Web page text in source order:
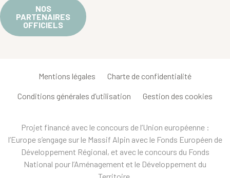
NOS
PARTENAIRES
OFFICIELS
Mentions légales Charte de confidentialité
Conditions générales d’utilisation Gestion des cookies
Projet financé avec le concours de l’Union européenne :
l’Europe s’engage sur le Massif Alpin avec le Fonds Européen de
Développement Régional, et avec le concours du Fonds
National pour l’Aménagement et le Développement du